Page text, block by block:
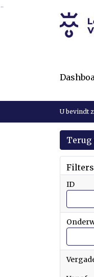
Ga naar de inhoud van
Ga naar het zoeken
Ga naar het menu
U bevindt
Terug
Filters
ID